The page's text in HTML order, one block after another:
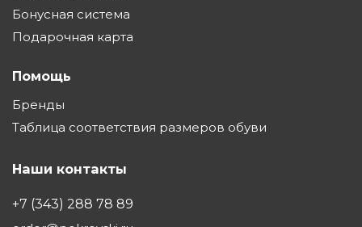
Бонусная система
Подарочная карта
Помощь
Бренды
Таблица соответствия размеров обуви
Наши контакты
+7 (343) 288 78 89